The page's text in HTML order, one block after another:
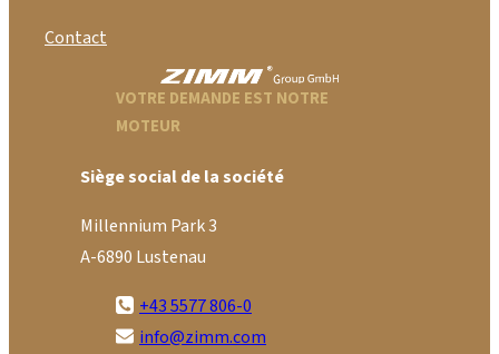
Contact
VOTRE DEMANDE EST NOTRE
MOTEUR
Siège social de la société
Millennium Park 3
A-6890 Lustenau
+43 5577 806-0
info@zimm.com